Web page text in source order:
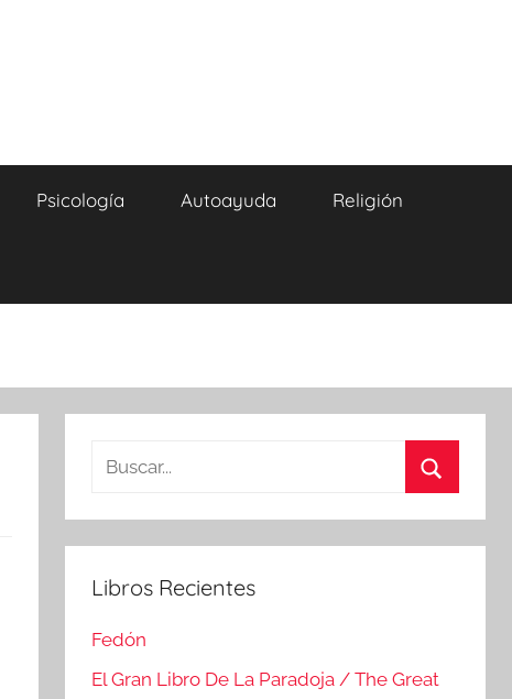
Psicología Autoayuda Religión
Buscar:
Libros Recientes
Fedón
El Gran Libro De La Paradoja / The Great